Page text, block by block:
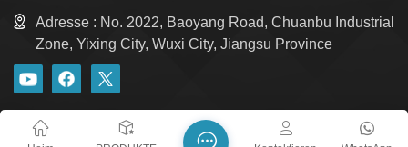
Adresse : No. 2022, Baoyang Road, Chuanbu Industrial
Zone, Yixing City, Wuxi City, Jiangsu Province
Xml Datenschutzrichtlinie Sitemap